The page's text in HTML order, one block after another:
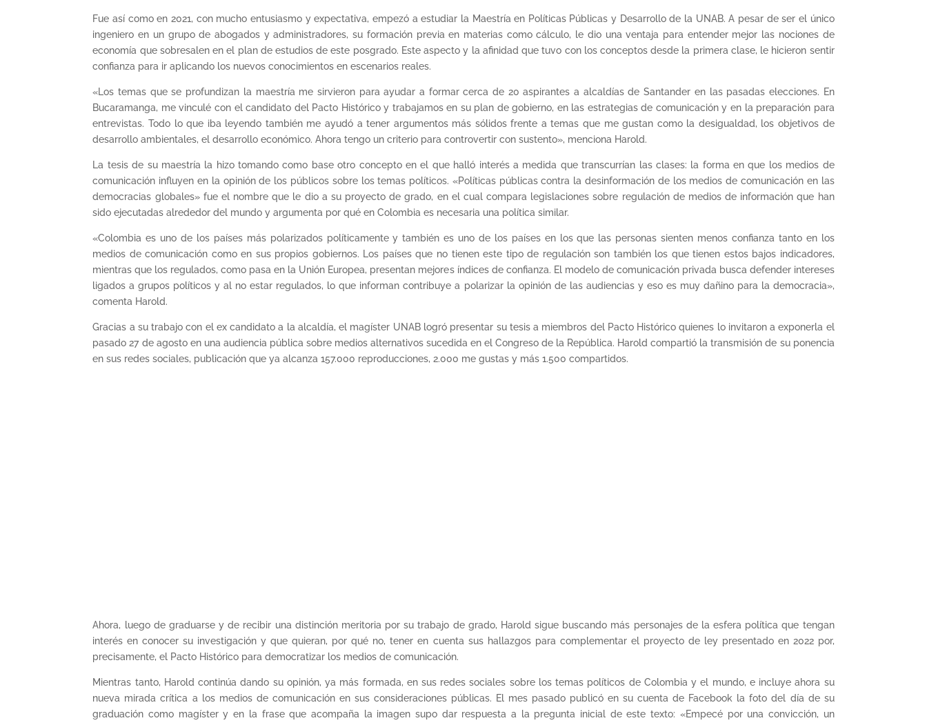
Fue así como en 2021, con mucho entusiasmo y expectativa, empezó a estudiar la Maestría en Políticas Públicas y Desarrollo de la UNAB. A pesar de ser el único
ingeniero en un grupo de abogados y administradores, su formación previa en materias como cálculo, le dio una ventaja para entender mejor las nociones de
economía que sobresalen en el plan de estudios de este posgrado. Este aspecto y la afinidad que tuvo con los conceptos desde la primera clase, le hicieron sentir
confianza para ir aplicando los nuevos conocimientos en escenarios reales.
«Los temas que se profundizan la maestría me sirvieron para ayudar a formar cerca de 20 aspirantes a alcaldías de Santander en las pasadas elecciones. En
Bucaramanga, me vinculé con el candidato del Pacto Histórico y trabajamos en su plan de gobierno, en las estrategias de comunicación y en la preparación para
entrevistas. Todo lo que iba leyendo también me ayudó a tener argumentos más sólidos frente a temas que me gustan como la desigualdad, los objetivos de
desarrollo ambientales, el desarrollo económico. Ahora tengo un criterio para controvertir con sustento», menciona Harold.
La tesis de su maestría la hizo tomando como base otro concepto en el que halló interés a medida que transcurrían las clases: la forma en que los medios de
comunicación influyen en la opinión de los públicos sobre los temas políticos. «Políticas públicas contra la desinformación de los medios de comunicación en las
democracias globales» fue el nombre que le dio a su proyecto de grado, en el cual compara legislaciones sobre regulación de medios de información que han
sido ejecutadas alrededor del mundo y argumenta por qué en Colombia es necesaria una política similar.
«Colombia es uno de los países más polarizados políticamente y también es uno de los países en los que las personas sienten menos confianza tanto en los
medios de comunicación como en sus propios gobiernos. Los países que no tienen este tipo de regulación son también los que tienen estos bajos indicadores,
mientras que los regulados, como pasa en la Unión Europea, presentan mejores índices de confianza. El modelo de comunicación privada busca defender intereses
ligados a grupos políticos y al no estar regulados, lo que informan contribuye a polarizar la opinión de las audiencias y eso es muy dañino para la democracia»,
comenta Harold.
Gracias a su trabajo con el ex candidato a la alcaldía, el magíster UNAB logró presentar su tesis a miembros del Pacto Histórico quienes lo invitaron a exponerla el
pasado 27 de agosto en una audiencia pública sobre medios alternativos sucedida en el Congreso de la República. Harold compartió la transmisión de su ponencia
en sus redes sociales, publicación que ya alcanza 157.000 reproducciones, 2.000 me gustas y más 1.500 compartidos.
Ahora, luego de graduarse y de recibir una distinción meritoria por su trabajo de grado, Harold sigue buscando más personajes de la esfera política que tengan
interés en conocer su investigación y que quieran, por qué no, tener en cuenta sus hallazgos para complementar el proyecto de ley presentado en 2022 por,
precisamente, el Pacto Histórico para democratizar los medios de comunicación.
Mientras tanto, Harold continúa dando su opinión, ya más formada, en sus redes sociales sobre los temas políticos de Colombia y el mundo, e incluye ahora su
nueva mirada crítica a los medios de comunicación en sus consideraciones públicas. El mes pasado publicó en su cuenta de Facebook la foto del día de su
graduación como magíster y en la frase que acompaña la imagen supo dar respuesta a la pregunta inicial de este texto: «Empecé por una convicción, un